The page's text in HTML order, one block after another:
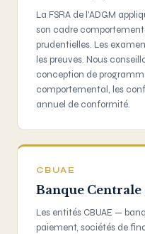
La FSRA de l'ADGM
son cadre
prudentielles. Les
les preuves. Nous
conception de
comportemental, les
annuel de conformité.
CBUAE
Banque Centrale
Les entités CBUAE —
paiement, sociétés de